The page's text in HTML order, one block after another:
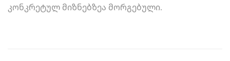
კონკრეტულ მიზნებზეა მორგებული.